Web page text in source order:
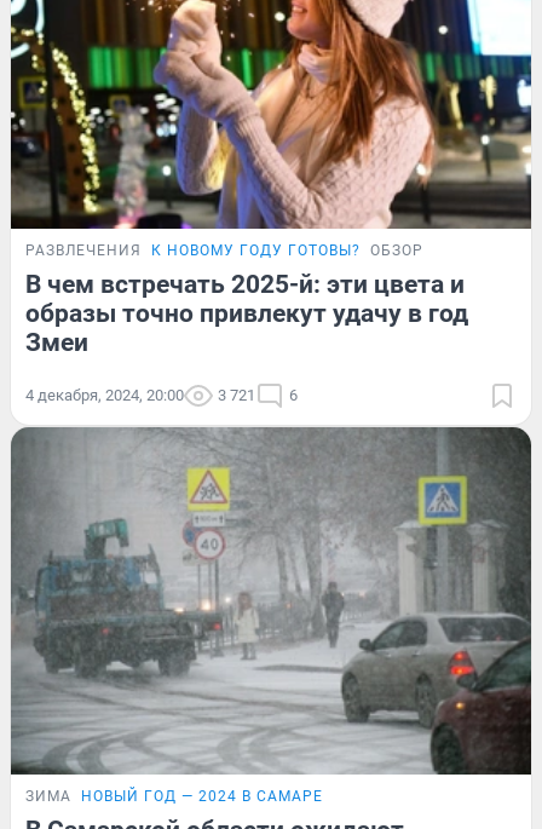
РАЗВЛЕЧЕНИЯ К НОВОМУ ГОДУ ГОТОВЫ? ОБЗОР
В чем встречать 2025-й: эти цвета и
образы точно привлекут удачу в год
Змеи
4 декабря, 2024, 20:00 3 721 6
ЗИМА НОВЫЙ ГОД — 2024 В САМАРЕ